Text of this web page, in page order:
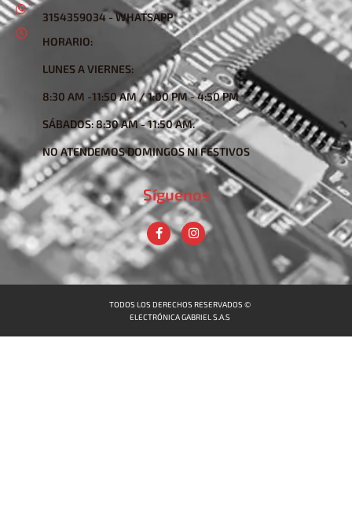
3154359034 - WHATSAPP
HORARIO:
LUNES A VIERNES:
8:30 AM -11:50 AM / 1:00 PM - 4:50 PM
SÁBADOS: 8:30 AM - 11:50 AM.
NO ATENDEMOS DOMINGOS NI FESTIVOS
Síguenos
TODOS LOS DERECHOS RESERVADOS ©
ELECTRÓNICA GABRIEL S.A.S